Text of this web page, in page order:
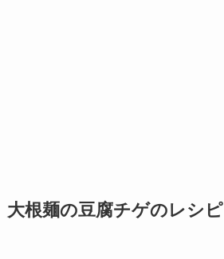
大根麺の豆腐チゲのレシピ